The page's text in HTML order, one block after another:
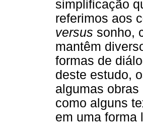
simplificação
referimos aos
versus sonho,
mantêm
formas de
deste estudo,
algumas
como alguns
em uma forma